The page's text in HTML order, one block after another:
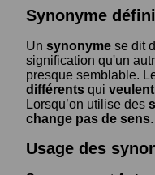
Synonyme
Un synonyme se dit
signification qu'un
presque semblable.
différents qui
Lorsqu’on utilise des
change pas de sens.
Usage des